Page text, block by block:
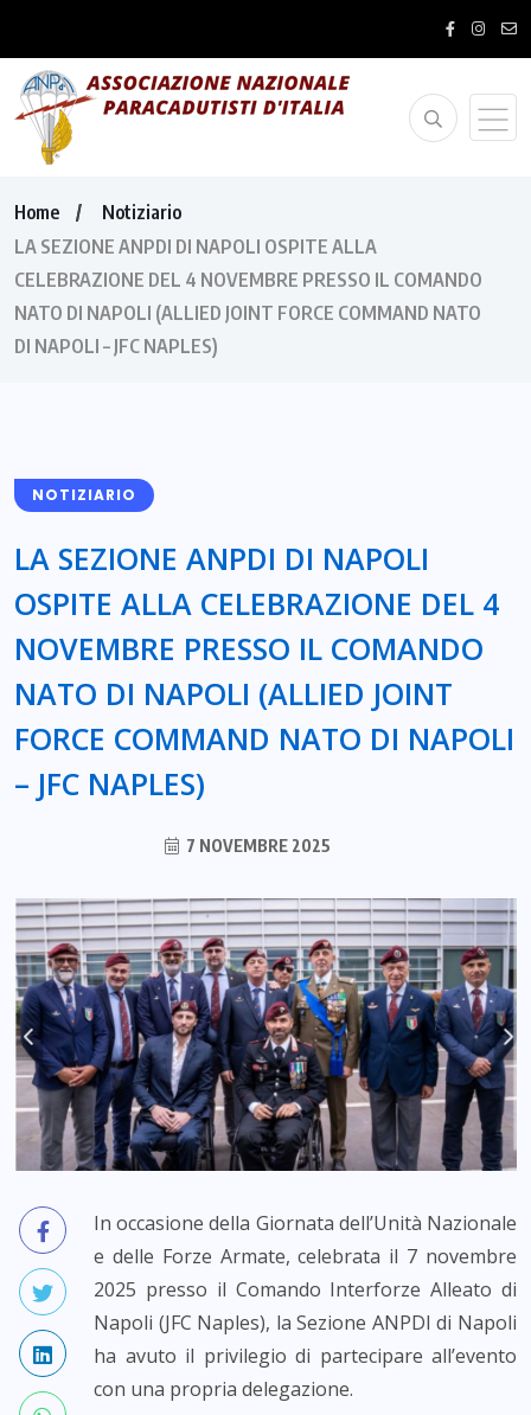
Home
Notiziario
LA SEZIONE ANPDI DI NAPOLI OSPITE ALLA
CELEBRAZIONE DEL 4 NOVEMBRE PRESSO IL COMANDO
NATO DI NAPOLI (ALLIED JOINT FORCE COMMAND NATO
DI NAPOLI – JFC NAPLES)
NOTIZIARIO
LA SEZIONE ANPDI DI NAPOLI
OSPITE ALLA CELEBRAZIONE DEL 4
NOVEMBRE PRESSO IL COMANDO
NATO DI NAPOLI (ALLIED JOINT
FORCE COMMAND NATO DI NAPOLI
– JFC NAPLES)
7 NOVEMBRE 2025
In occasione della Giornata dell’Unità Nazionale
e delle Forze Armate, celebrata il 7 novembre
2025 presso il Comando Interforze Alleato di
Napoli (JFC Naples), la Sezione ANPDI di Napoli
ha avuto il privilegio di partecipare all’evento
con una propria delegazione.